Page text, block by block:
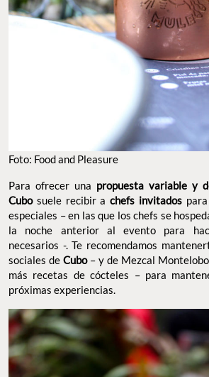
Foto: Food and Pleasure
Para ofrecer una propuesta variable y
Cubo suele recibir a chefs invitadospara
especiales – en las que los chefs se
la noche anterior al evento para
necesarios -. Te recomendamos
sociales de Cubo – y de Mezcal
más recetas de cócteles – para
próximas experiencias.